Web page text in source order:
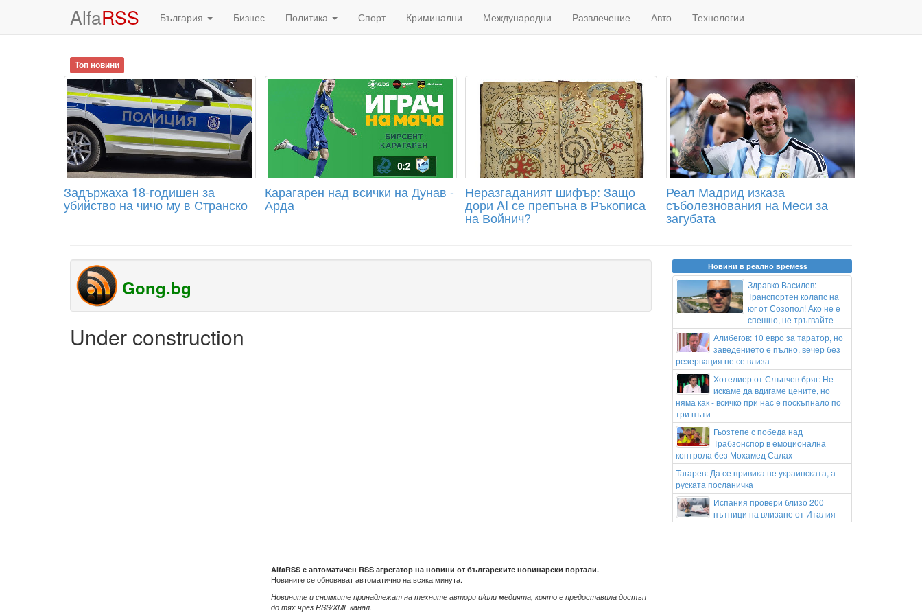
AlfaRSS България Бизнес Политика Спорт Криминални Международни Развлечение Авто Технологии
Топ новини
Задържаха 18-годишен за
убийство на чичо му в Странско
Карагарен над всички на Дунав -
Арда
Неразгаданият шифър: Защо
дори AI се препъна в Ръкописа
на Войнич?
Реал Мадрид изказа
съболезнования на Меси за
загубата
Gong.bg
Under construction
Новини в реално времеss
Здравко Василев:
Транспортен колапс на
юг от Созопол! Ако не е
спешно, не тръгвайте
Алибегов: 10 евро за таратор, но
заведението е пълно, вечер без
резервация не се влиза
Хотелиер от Слънчев бряг: Не
искаме да вдигаме цените, но
няма как - всичко при нас е поскъпнало по
три пъти
Гьозтепе с победа над
Трабзонспор в емоционална
контрола без Мохамед Салах
Тагарев: Да се привика не украинската, а
руската посланичка
Испания провери близо 200
пътници на влизане от Италия
AlfaRSS е автоматичен RSS агрегатор на новини от българските новинарски портали.
Новините се обновяват автоматично на всяка минута.
Новините и снимките принадлежат на техните автори и/или медията, която е предоставила достъп
до тях чрез RSS/XML канал.